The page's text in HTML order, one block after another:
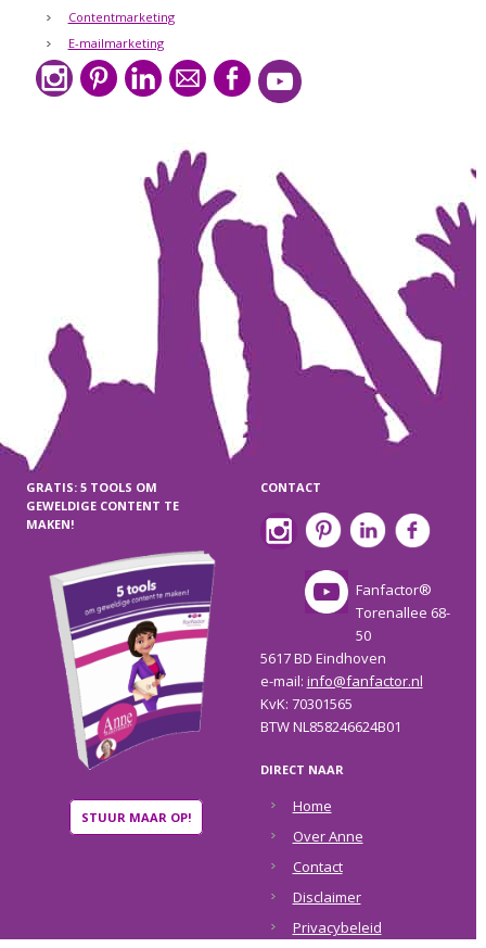
Contentmarketing
E-mailmarketing
GRATIS: 5 TOOLS OM
GEWELDIGE CONTENT TE
MAKEN!
STUUR MAAR OP!
CONTACT
Fanfactor®
Torenallee 68-
50
5617 BD Eindhoven
e-mail: info@fanfactor.nl
KvK: 70301565
BTW NL858246624B01
DIRECT NAAR
Home
Over Anne
Contact
Disclaimer
Privacybeleid